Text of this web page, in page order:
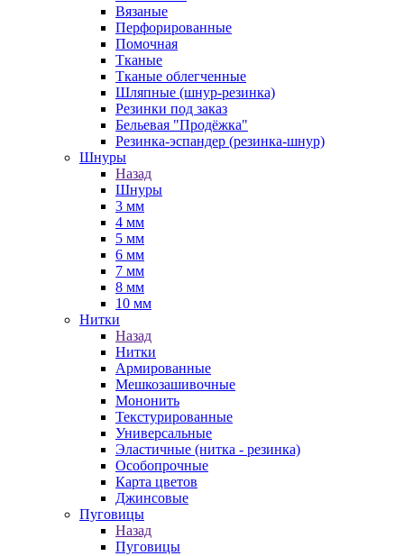
Вязаные
Перфорированные
Помочная
Тканые
Тканые облегченные
Шляпные (шнур-резинка)
Резинки под заказ
Бельевая "Продёжка"
Резинка-эспандер (резинка-шнур)
Шнуры
Назад
Шнуры
3 мм
4 мм
5 мм
6 мм
7 мм
8 мм
10 мм
Нитки
Назад
Нитки
Армированные
Мешкозашивочные
Мононить
Текстурированные
Универсальные
Эластичные (нитка - резинка)
Особопрочные
Карта цветов
Джинсовые
Пуговицы
Назад
Пуговицы